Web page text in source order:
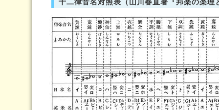
十二律音名対照表（山川春直著『邦楽の楽理